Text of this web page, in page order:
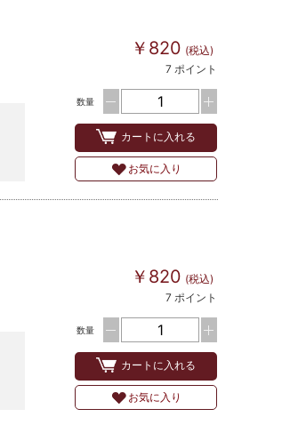
￥820 (税込)
7 ポイント
数量
カートに入れる
お気に入り
￥820 (税込)
7 ポイント
数量
カートに入れる
お気に入り